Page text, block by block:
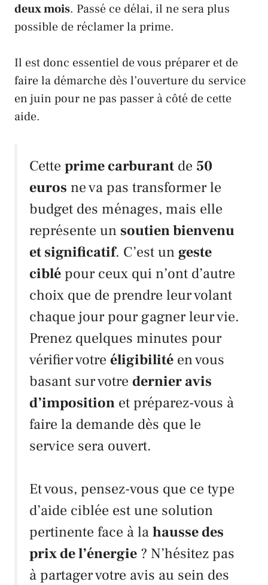
deux mois. Passé ce délai, il ne sera plus
possible de réclamer la prime.
Il est donc essentiel de vous préparer et de
faire la démarche dès l’ouverture du service
en juin pour ne pas passer à côté de cette
aide.
Cette prime carburant de 50
euros ne va pas transformer le
budget des ménages, mais elle
représente un soutien bienvenu
et significatif. C’est un geste
ciblé pour ceux qui n’ont d’autre
choix que de prendre leur volant
chaque jour pour gagner leur vie.
Prenez quelques minutes pour
vérifier votre éligibilité en vous
basant sur votre dernier avis
d’imposition et préparez-vous à
faire la demande dès que le
service sera ouvert.
Et vous, pensez-vous que ce type
d’aide ciblée est une solution
pertinente face à lahausse des
prix de l’énergie ? N’hésitez pas
à partager votre avis au sein des